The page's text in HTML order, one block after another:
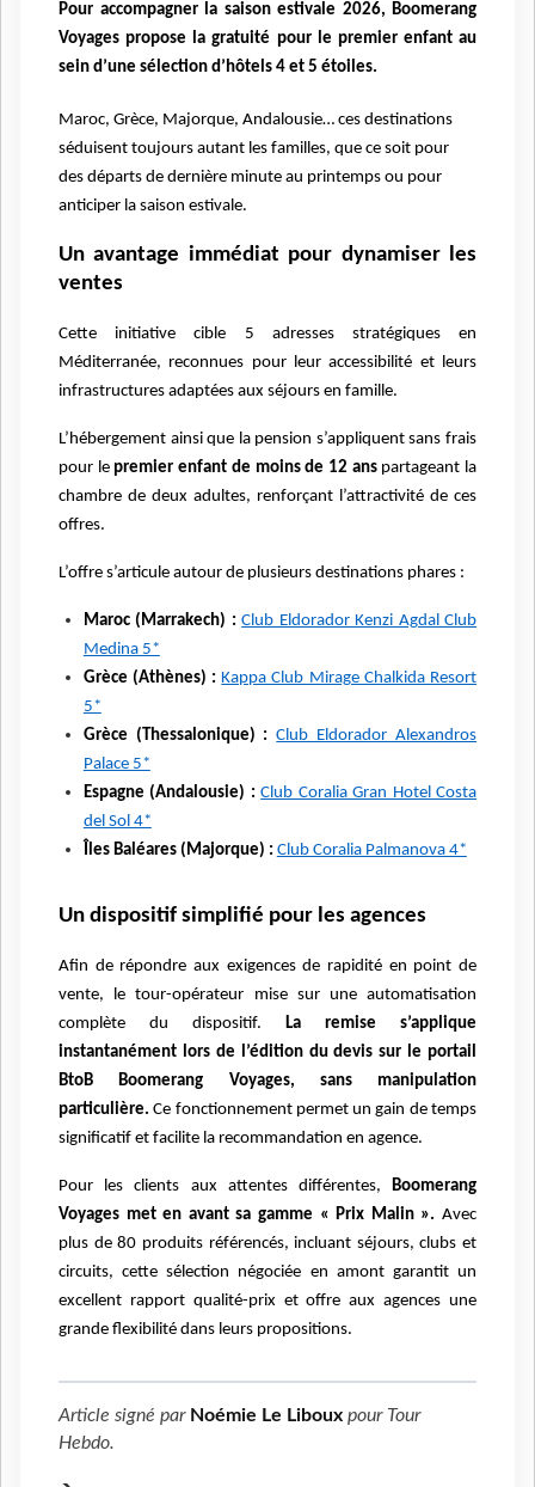
Pour accompagner la saison estivale 2026, Boomerang
Voyages propose la gratuité pour le premier enfant au
sein d’une sélection d’hôtels 4 et 5 étoiles.
Maroc, Grèce, Majorque, Andalousie… ces destinations
séduisent toujours autant les familles, que ce soit pour
des départs de dernière minute au printemps ou pour
anticiper la saison estivale.
Un avantage immédiat pour dynamiser les
ventes
Cette initiative cible 5 adresses stratégiques en
Méditerranée, reconnues pour leur accessibilité et leurs
infrastructures adaptées aux séjours en famille.
L’hébergement ainsi que la pension s’appliquent sans frais
pour lepremier enfant de moins de 12 anspartageant la
chambre de deux adultes, renforçant l’attractivité de ces
offres.
L’offre s’articule autour de plusieurs destinations phares :
Maroc (Marrakech) : Club Eldorador Kenzi Agdal Club
Medina 5*
Grèce (Athènes) : Kappa Club Mirage Chalkida Resort
5*
Grèce (Thessalonique) : Club Eldorador Alexandros
Palace 5*
Espagne (Andalousie) : Club Coralia Gran Hotel Costa
del Sol 4*
Îles Baléares (Majorque) : Club Coralia Palmanova 4*
Un dispositif simplifié pour les agences
Afin de répondre aux exigences de rapidité en point de
vente, le tour-opérateur mise sur une automatisation
complète du dispositif.
La remise s’applique
instantanément lors de l’édition du devis sur le portail
BtoB Boomerang Voyages, sans manipulation
particulière.Ce fonctionnement permet un gain de temps
significatif et facilite la recommandation en agence.
Pour les clients aux attentes différentes, Boomerang
Voyages met en avant sa gamme « Prix Malin ». Avec
plus de 80 produits référencés, incluant séjours, clubs et
circuits, cette sélection négociée en amont garantit un
excellent rapport qualité-prix et offre aux agences une
grande flexibilité dans leurs propositions.
Article signé par Noémie Le Liboux pour Tour
Hebdo.